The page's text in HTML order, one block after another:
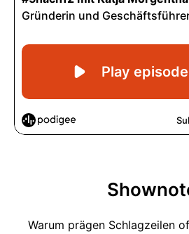
Warum prägen Schlagzeilen